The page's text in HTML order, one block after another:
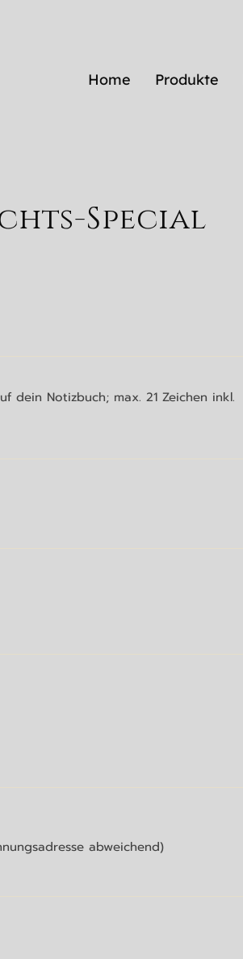
Home Produkte
Special
dein Notizbuch; max. 21 Zeichen inkl.
abweichend)